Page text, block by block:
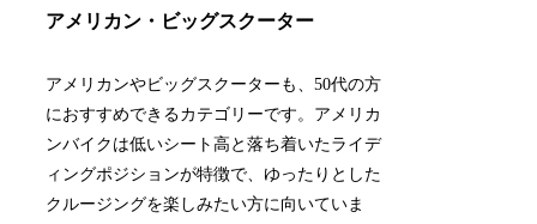
アメリカン・ビッグスクーター
アメリカンやビッグスクーターも、50代の方
におすすめできるカテゴリーです。アメリカ
ンバイクは低いシート高と落ち着いたライデ
ィングポジションが特徴で、ゆったりとした
クルージングを楽しみたい方に向いていま